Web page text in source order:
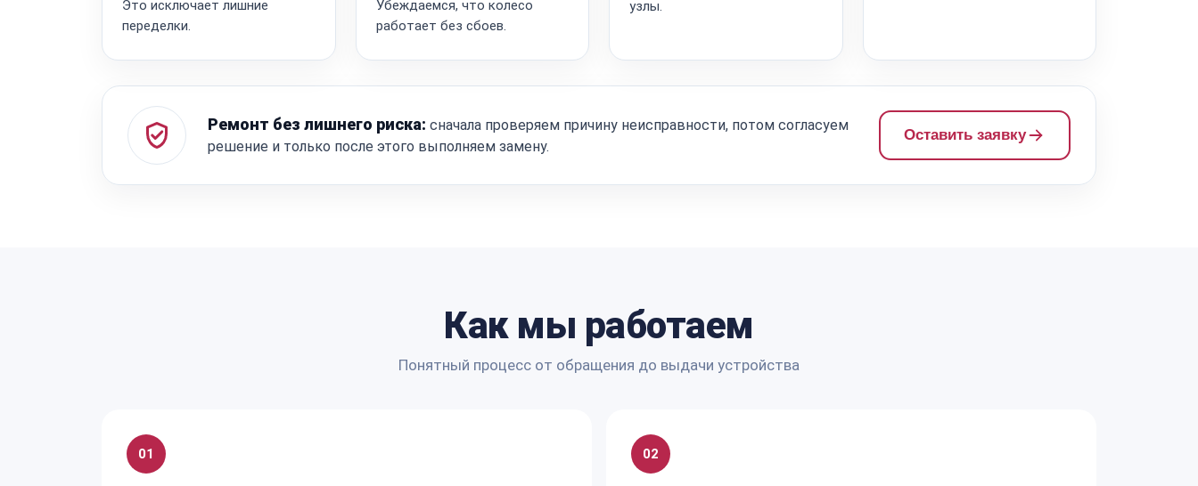
Это исключает лишние
переделки.
Убеждаемся, что колесо
работает без сбоев.
узлы.
Ремонт без лишнего риска: сначала проверяем причину неисправности, потом согласуем
решение и только после этого выполняем замену.
Оставить заявку
Как мы работаем
Понятный процесс от обращения до выдачи устройства
01 02